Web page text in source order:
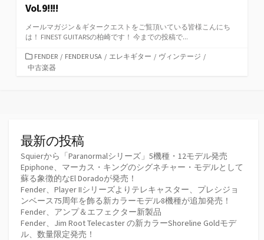
Vol.9!!!!
メールマガジン＆ギタークエストをご覧頂いている皆様こんにち
は！ FINEST GUITARSの柏崎です！ 今までの投稿で...
カ
テ
FENDER / FENDER USA / エレキギター / ヴィンテージ /
中古楽器
最新の投稿
Squierから「Paranormalシリーズ」5機種・12モデル発売
Epiphone、マーカス・キングのシグネチャー・モデルとして
蘇る象徴的なEl Doradoが発売！
Fender、Player IIシリーズよりテレキャスター、プレシジョ
ンベース75周年を飾る新カラーモデル8機種が追加発売！
Fender、アンプ＆エフェクター新製品
Fender、Jim Root Telecaster の新カラーShoreline Goldモデ
ル、数量限定発売！